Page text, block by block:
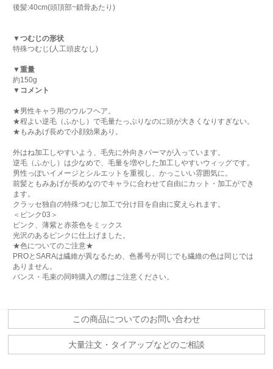
後髪:40cm(頭頂部~鎖骨あたり)
▼つむじの形状
特殊つむじ(人工頭皮なし)
▼重量
約150g
▼コメント
★男性キャラ用のウルフヘア。
★程よい逆毛（ふかし）で毛量たっぷりなのに頭が大きくなりすぎない。
★もみあげ長めで小顔効果あり。
外はね加工しやすいよう、毛先に外向きパーマが入っています。
逆毛（ふかし）は少なめで、毛量を増やした加工しやすいウィッグです。
男性っぽいイメージとシルエットを重視し、かっこいい雰囲気に。
前髪ともみあげが長めなのでキャラに合わせて自由にカット・加工ができ
ます。
クラッセ独自の特殊つむじ加工で分け目を自由に変えられます。
＜ピンク03＞
ピンク、薄紫と赤茶色をミックス
光沢のあるピンクに仕上げました。
★色についてのご注意★
PROとSARAは繊維が異なるため、色番号が同じでも繊維の色は同じでは
ありません。
バンス・毛束の同時購入の際はご注意ください。
この商品についてのお問い合わせ
大量注文・タイアップなどのご相談